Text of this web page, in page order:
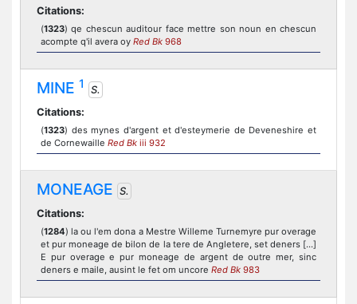
Citations:
(1323) qe chescun auditour face mettre son noun en chescun
acompte q'il avera oy Red Bk 968
MINE 1
S.
Citations:
(1323) des mynes d'argent et d'esteymerie de Deveneshire et
de Cornewaille Red Bk iii 932
MONEAGE S.
Citations:
(1284) la ou l'em dona a Mestre Willeme Turnemyre pur overage
et pur moneage de bilon de la tere de Angletere, set deners [...]
E pur overage e pur moneage de argent de outre mer, sinc
deners e maile, ausint le fet om uncore Red Bk 983